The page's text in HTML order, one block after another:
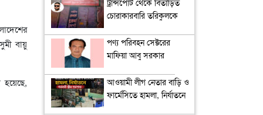
বায়ু
ট্রান্সপোর্ট থেকে বিতাড়িত
চোরাকারবারি তরিকুলকে
পণ্য পরিবহন সেক্টরের
মাফিয়া আবু সরকার
আওয়ামী লীগ নেতার বাড়ি ও
ফার্মেসিতে হামলা, নির্যাতনে